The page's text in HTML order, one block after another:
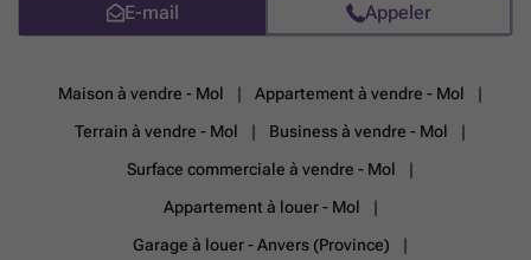
E-mail Appeler
Maison à vendre - Mol
Appartement à vendre - Mol
Terrain à vendre - Mol
Business à vendre - Mol
Surface commerciale à vendre - Mol
Appartement à louer - Mol
Garage à louer - Anvers (Province)